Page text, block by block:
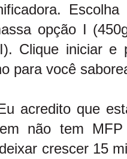
opção I
Clique iniciar e
para você
acredito que
não tem
crescer 15